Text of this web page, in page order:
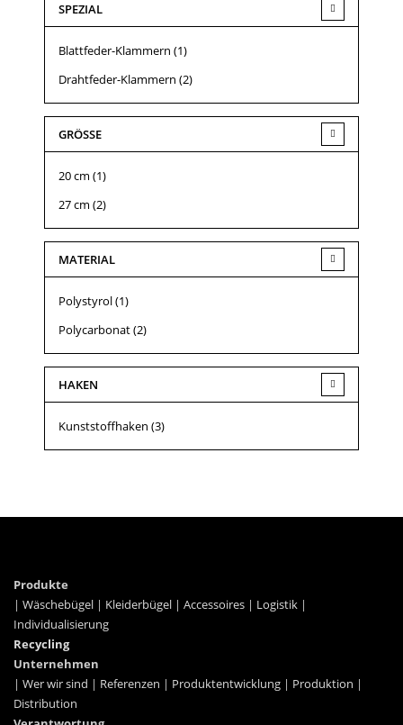
SPEZIAL
Blattfeder-Klammern (1)
Drahtfeder-Klammern (2)
GRÖSSE
20 cm (1)
27 cm (2)
MATERIAL
Polystyrol(1)
Polycarbonat(2)
HAKEN
Kunststoffhaken (3)
Produkte
| Wäschebügel | Kleiderbügel | Accessoires | Logistik |
Individualisierung
Recycling
Unternehmen
| Wer wir sind | Referenzen | Produktentwicklung | Produktion |
Distribution